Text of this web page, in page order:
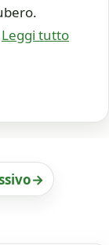
Leggi tutto
→